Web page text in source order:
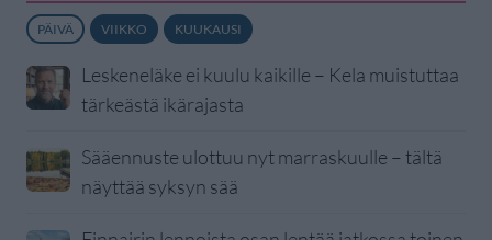
PÄIVÄ VIIKKO KUUKAUSI
Leskeneläke ei kuulu kaikille – Kela muistuttaa
tärkeästä ikärajasta
Sääennuste ulottuu nyt marraskuulle – tältä
näyttää syksyn sää